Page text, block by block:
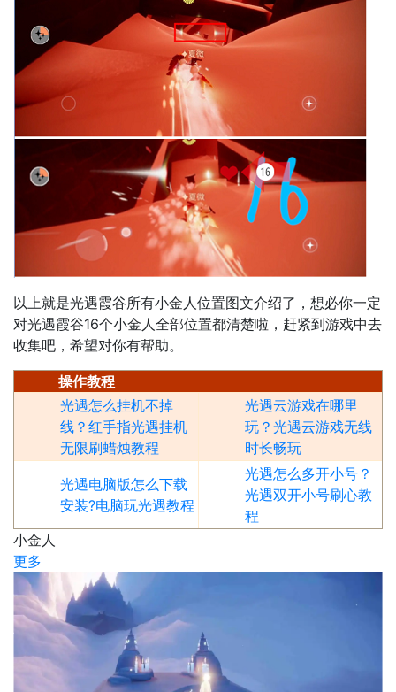
以上就是光遇霞谷所有小金人位置图文介绍了，想必你一定
对光遇霞谷16个小金人全部位置都清楚啦，赶紧到游戏中去
收集吧，希望对你有帮助。
操作教程
光遇怎么挂机不掉
线？红手指光遇挂机
无限刷蜡烛教程
光遇云游戏在哪里
玩？光遇云游戏无线
时长畅玩
光遇电脑版怎么下载
安装?电脑玩光遇教程
光遇怎么多开小号？
光遇双开小号刷心教
程
小金人
更多